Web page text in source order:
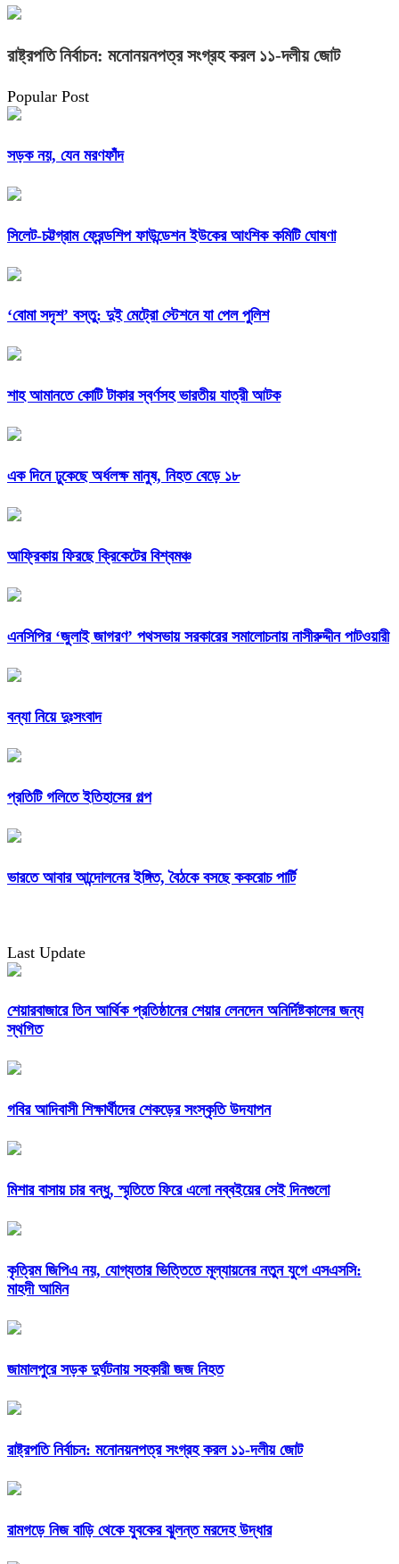
রাষ্ট্রপতি নির্বাচন: মনোনয়নপত্র সংগ্রহ করল ১১-দলীয় জোট
Popular Post
সড়ক নয়, যেন মরণফাঁদ
সিলেট-চট্টগ্রাম ফ্রেন্ডশিপ ফাউন্ডেশন ইউকের আংশিক কমিটি ঘোষণা
‘বোমা সদৃশ’ বস্তু: দুই মেট্রো স্টেশনে যা পেল পুলিশ
শাহ আমানতে কোটি টাকার স্বর্ণসহ ভারতীয় যাত্রী আটক
এক দিনে ঢুকেছে অর্ধলক্ষ মানুষ, নিহত বেড়ে ১৮
আফ্রিকায় ফিরছে ক্রিকেটের বিশ্বমঞ্চ
এনসিপির ‘জুলাই জাগরণ’ পথসভায় সরকারের সমালোচনায় নাসীরুদ্দীন পাটওয়ারী
বন্যা নিয়ে দুঃসংবাদ
প্রতিটি গলিতে ইতিহাসের গল্প
ভারতে আবার আন্দোলনের ইঙ্গিত, বৈঠকে বসছে ককরোচ পার্টি
Last Update
শেয়ারবাজারে তিন আর্থিক প্রতিষ্ঠানের শেয়ার লেনদেন অনির্দিষ্টকালের জন্য
স্থগিত
গবির আদিবাসী শিক্ষার্থীদের শেকড়ের সংস্কৃতি উদযাপন
মিশার বাসায় চার বন্ধু, স্মৃতিতে ফিরে এলো নব্বইয়ের সেই দিনগুলো
কৃত্রিম জিপিএ নয়, যোগ্যতার ভিত্তিতে মূল্যায়নের নতুন যুগে এসএসসি:
মাহদী আমিন
জামালপুরে সড়ক দুর্ঘটনায় সহকারী জজ নিহত
রাষ্ট্রপতি নির্বাচন: মনোনয়নপত্র সংগ্রহ করল ১১-দলীয় জোট
রামগড়ে নিজ বাড়ি থেকে যুবকের ঝুলন্ত মরদেহ উদ্ধার